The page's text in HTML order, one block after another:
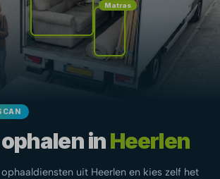
Matras
inHeerlen
uit Heerlen en kies zelf het